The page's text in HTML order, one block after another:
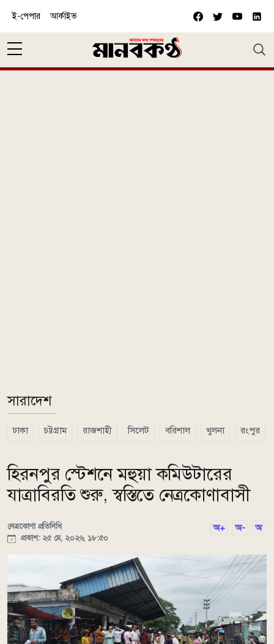
ই-পেপার আর্কাইভ
সারাদেশ
ঢাকা চট্টগ্রাম রাজশাহী সিলেট বরিশাল খুলনা রংপুর
হিরনপুর স্টেশনে মহুয়া কমিউটারের
যাত্রাবিরতি শুরু, স্বস্তিতে নেত্রকোণাবাসী
নেত্রকোণা প্রতিনিধি
প্রকাশ: ২৫ মে, ২০২৬, ১৮:৫০
অ+ অ- অ